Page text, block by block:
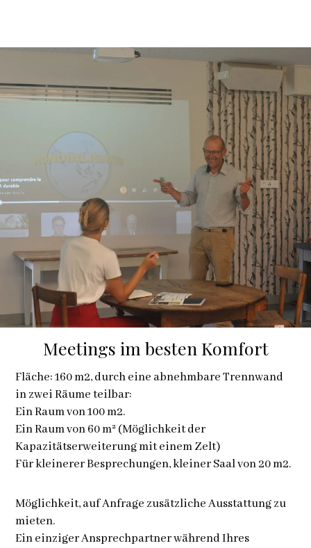
Meetings im besten Komfort
Fläche: 160 m2, durch eine abnehmbare Trennwand
in zwei Räume teilbar:
Ein Raum von 100 m2.
Ein Raum von 60 m² (Möglichkeit der
Kapazitätserweiterung mit einem Zelt)
Für kleinerer Besprechungen, kleiner Saal von 20 m2.
Möglichkeit, auf Anfrage zusätzliche Ausstattung zu
mieten.
Ein einziger Ansprechpartner während Ihres